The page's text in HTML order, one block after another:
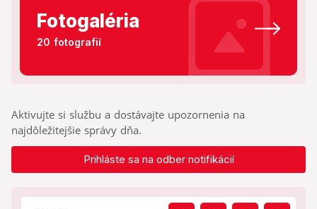
Fotogaléria
20 fotografií
Aktivujte si službu a dostávajte upozornenia na
najdôležitejšie správy dňa.
Prihláste sa na odber notifikácií